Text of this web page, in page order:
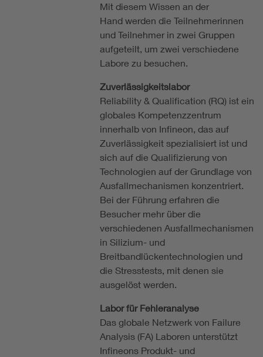
Mit diesem Wissen an der
Hand werden die Teilnehmerinnen
und Teilnehmer in zwei Gruppen
aufgeteilt, um zwei verschiedene
Labore zu besuchen.
Zuverlässigkeitslabor
Reliability & Qualification (RQ) ist ein
globales Kompetenzzentrum
innerhalb von Infineon, das auf
Zuverlässigkeit spezialisiert ist und
sich auf die Qualifizierung von
Technologien auf der Grundlage von
Ausfallmechanismen konzentriert.
Bei der Führung erfahren die
Besucher mehr über die
verschiedenen Ausfallmechanismen
in Silizium- und
Breitbandlückentechnologien und
die Stresstests, mit denen sie
ausgelöst werden.
Labor für Fehleranalyse
Das globale Netzwerk von Failure
Analysis (FA) Laboren unterstützt
Infineons Produkt- und